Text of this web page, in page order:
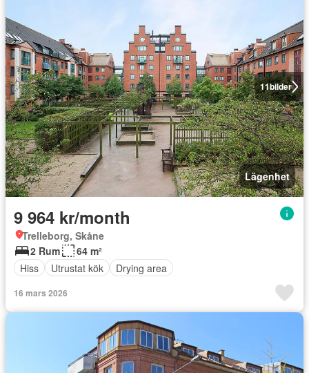
11bilder
Lägenhet
9 964 kr/month
Trelleborg, Skåne
2 Rum
64 m²
Hiss
Utrustat kök Drying area
16 mars 2026